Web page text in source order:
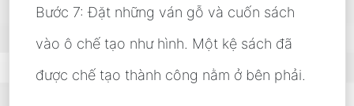
Bước 7: Đặt những ván gỗ và cuốn sách
vào ô chế tạo như hình. Một kệ sách đã
được chế tạo thành công nằm ở bên phải.